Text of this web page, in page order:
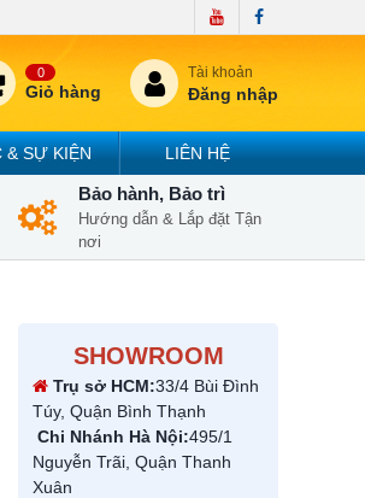
0
Giỏ hàng
Tài khoản
Đăng nhập
& SỰ KIỆN LIÊN HỆ
Bảo hành, Bảo trì
Hướng dẫn & Lắp đặt Tận
nơi
SHOWROOM
Trụ sở HCM:33/4 Bùi Đình
Túy, Quận Bình Thạnh
Chi Nhánh Hà Nội:495/1
Nguyễn Trãi, Quận Thanh
Xuân